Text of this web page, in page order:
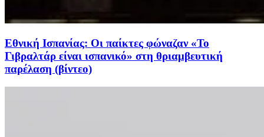
Εθνική Ισπανίας: Οι παίκτες φώναζαν «Το
Γιβραλτάρ είναι ισπανικό» στη θριαμβευτική
παρέλαση (βίντεο)